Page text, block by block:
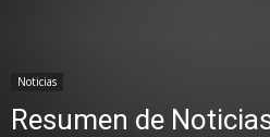
Noticias
Resumen de